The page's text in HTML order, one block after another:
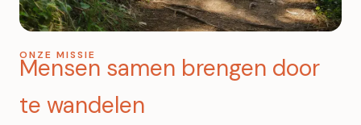
ONZE MISSIE
Mensen samen brengen door
te wandelen